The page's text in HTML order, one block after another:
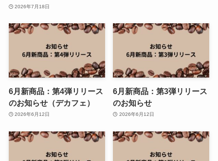
2026年7月18日
6月新商品：第4弾リリース
のお知らせ（デカフェ）
2026年6月12日
6月新商品：第3弾リリース
のお知らせ
2026年6月12日